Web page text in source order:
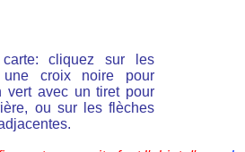
cliquez sur les
croix noire pour
vert avec un tiret pour
ou sur les flèches